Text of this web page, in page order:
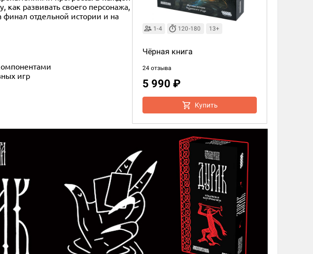
развивать своего персонажа,
отдельной истории и на
игр
1-4 120-180 13+
Чёрная книга
24 отзыва
5 990 ₽
Купить